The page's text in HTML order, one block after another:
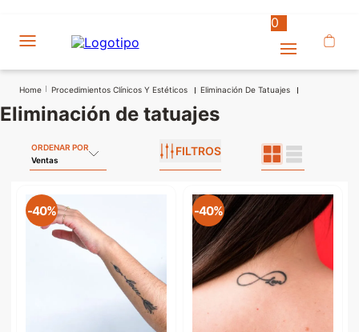
0
Procedimientos Clínicos Y Estéticos Eliminación De Tatuajes
eliminación de tatuajes
ORDENAR POR
Ventas
FILTROS
-40% -40%